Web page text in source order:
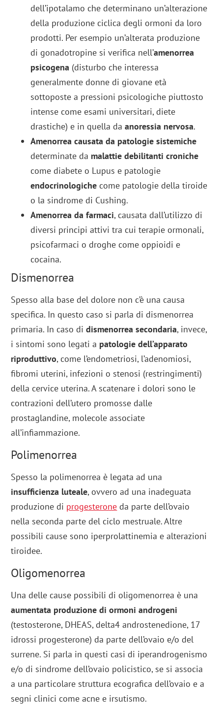
dell’ipotalamo che determinano un’alterazione
della produzione ciclica degli ormoni da loro
prodotti. Per esempio un’alterata produzione
di gonadotropine si verifica nell’amenorrea
psicogena (disturbo che interessa
generalmente donne di giovane età
sottoposte a pressioni psicologiche piuttosto
intense come esami universitari, diete
drastiche) e in quella daanoressia nervosa.
Amenorrea causata da patologie sistemiche
determinate da malattie debilitanti croniche
come diabete o Lupus e patologie
endocrinologiche come patologie della tiroide
o la sindrome di Cushing.
Amenorrea da farmaci, causata dall’utilizzo di
diversi principi attivi tra cui terapie ormonali,
psicofarmaci o droghe come oppioidi e
cocaina.
Dismenorrea
Spesso alla base del dolore non c’è una causa
specifica. In questo caso si parla di dismenorrea
primaria. In caso didismenorrea secondaria, invece,
i sintomi sono legati a patologie dell’apparato
riproduttivo, come l’endometriosi, l’adenomiosi,
fibromi uterini, infezioni o stenosi (restringimenti)
della cervice uterina. A scatenare i dolori sono le
contrazioni dell’utero promosse dalle
prostaglandine, molecole associate
all’infiammazione.
Polimenorrea
Spesso la polimenorrea è legata ad una
insufficienza luteale, ovvero ad una inadeguata
produzione di progesterone da parte dell’ovaio
nella seconda parte del ciclo mestruale. Altre
possibili cause sono iperprolattinemia e alterazioni
tiroidee.
Oligomenorrea
Una delle cause possibili di oligomenorrea è una
aumentata produzione di ormoni androgeni
(testosterone, DHEAS, delta4 androstenedione, 17
idrossi progesterone) da parte dell’ovaio e/o del
surrene. Si parla in questi casi di iperandrogenismo
e/o di sindrome dell’ovaio policistico, se si associa
a una particolare struttura ecografica dell’ovaio e a
segni clinici come acne e irsutismo.